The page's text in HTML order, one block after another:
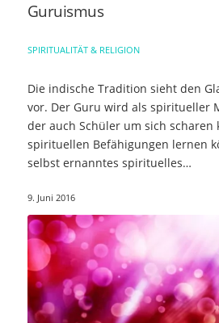
Guruismus
SPIRITUALITÄT & RELIGION
Die indische Tradition sieht den
vor. Der Guru wird als spiritueller
der auch Schüler um sich scharen
spirituellen Befähigungen lernen
selbst ernanntes spirituelles…
9. Juni 2016